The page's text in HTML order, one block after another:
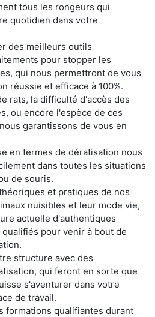
tous les rongeurs qui
quotidien dans votre
des meilleurs outils
pour stopper les
qui nous permettront de vous
réussie et efficace à 100%.
rats, la difficulté d'accès des
ou encore l'espèce de ces
garantissons de vous en
en termes de dératisation nous
dans toutes les situations
de souris.
et pratiques de nos
nuisibles et leur mode vie,
actuelle d'authentiques
pour venir à bout de
structure avec des
qui feront en sorte que
s'aventurer dans votre
de travail.
formations qualifiantes durant